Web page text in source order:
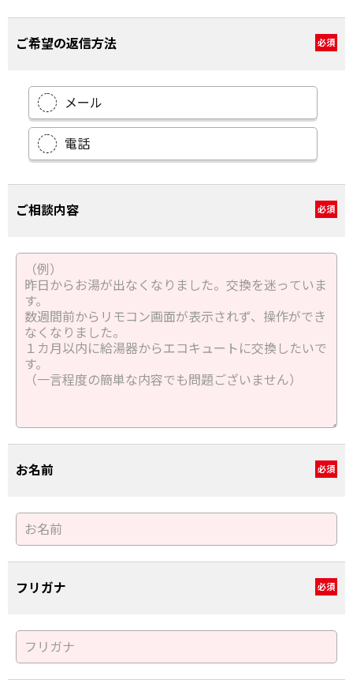
ご希望の返信方法 必須
メール
電話
ご相談内容 必須
お名前 必須
フリガナ 必須